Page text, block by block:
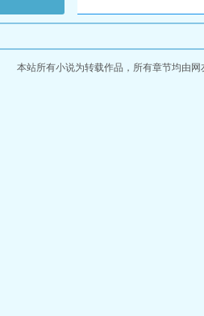
本站所有小说为转载作品，所有章节均由